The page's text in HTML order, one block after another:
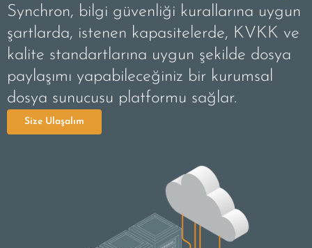
Synchron, bilgi güvenliği kurallarına uygun
şartlarda, istenen kapasitelerde, KVKK ve
kalite standartlarına uygun şekilde dosya
paylaşımı yapabileceğiniz bir kurumsal
dosya sunucusu platformu sağlar.
Size Ulaşalım